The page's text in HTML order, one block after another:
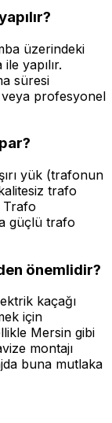
üzerindeki
yapılır.
süresi
veya profesyonel
yük (trafonun
trafo
Trafo
güçlü trafo
önemlidir?
kaçağı
için
Mersin gibi
montajı
buna mutlaka